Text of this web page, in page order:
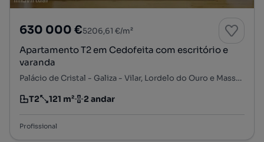
630 000 €5206,61 €/m²
Apartamento T2 em Cedofeita com escritório e
varanda
Palácio de Cristal - Galiza - Vilar, Lordelo do Ouro e Massarelos, Porto, Porto
Tipologia
T2
Preço por metro quadrado
121 m²
Andar 2 andar
Profissional